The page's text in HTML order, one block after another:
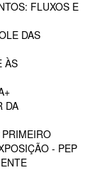
FLUXOS E
DAS
ÀS
DA
- PEP